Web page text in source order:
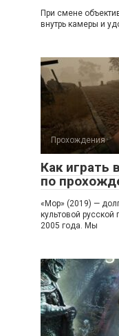
При смене
внутрь камеры и
Прохождения
Как играть
по
«Мор» (2019) —
культовой
2005 года. Мы